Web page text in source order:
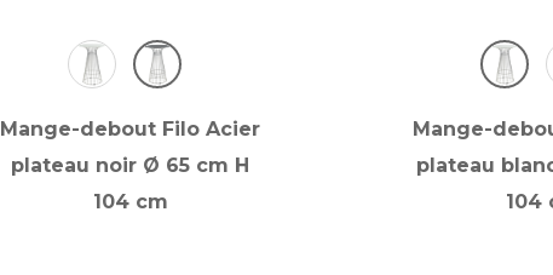
Mange-debout Filo Acier
plateau noir Ø 65 cm H
104 cm
Mange-
plateau
104